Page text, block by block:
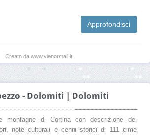
Approfondisci
Creato da www.vienormali.it
- Dolomiti | Dolomiti
montagne di Cortina con descrizione dei
note culturali e cenni storici di 111 cime